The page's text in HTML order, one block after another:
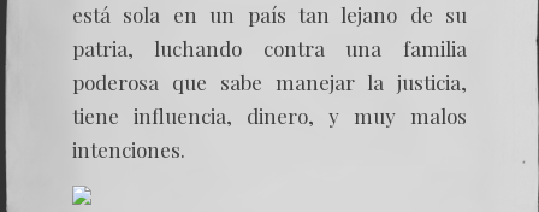
está sola en un país tan lejano de su
patria, luchando contra una familia
poderosa que sabe manejar la justicia,
tiene influencia, dinero, y muy malos
intenciones.